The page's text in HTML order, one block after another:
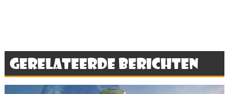
Gerelateerde berichten